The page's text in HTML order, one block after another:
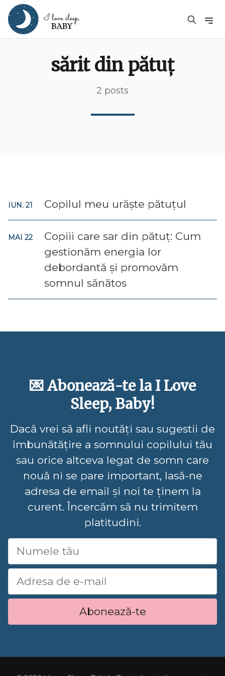
sărit din pătuț
2 posts
IUN. 21 Copilul meu urăște pătuțul
MAI 22
Copiii care sar din pătuț: Cum
gestionăm energia lor
debordantă și promovăm
somnul sănătos
💌 Abonează-te la I Love
Sleep, Baby!
Dacă vrei să afli noutăți sau sugestii de
îmbunătățire a somnului copilului tău
sau orice altceva legat de somn care
nouă ni se pare important, lasă-ne
adresa de email și noi te ținem la
curent. Încercăm să nu trimitem
platitudini.
Abonează-te